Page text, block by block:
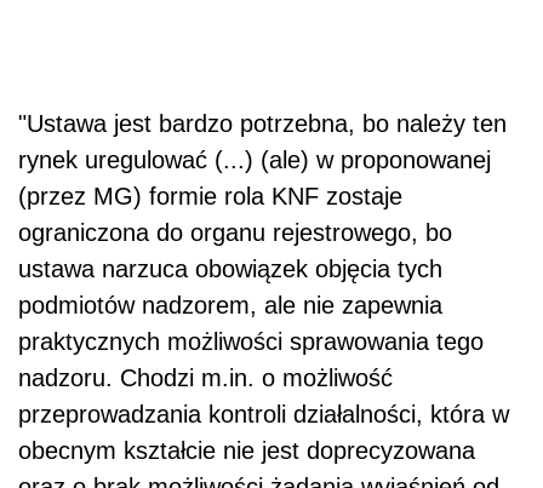
"Ustawa jest bardzo potrzebna, bo należy ten
rynek uregulować (...) (ale) w proponowanej
(przez MG) formie rola KNF zostaje
ograniczona do organu rejestrowego, bo
ustawa narzuca obowiązek objęcia tych
podmiotów nadzorem, ale nie zapewnia
praktycznych możliwości sprawowania tego
nadzoru. Chodzi m.in. o możliwość
przeprowadzania kontroli działalności, która w
obecnym kształcie nie jest doprecyzowana